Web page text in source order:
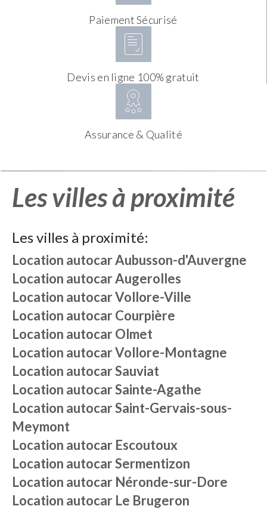
Paiement Sécurisé
Devis en ligne 100% gratuit
Assurance & Qualité
Les villes à proximité
Les villes à proximité:
Location autocarAubusson-d'Auvergne
Location autocarAugerolles
Location autocarVollore-Ville
Location autocarCourpière
Location autocarOlmet
Location autocarVollore-Montagne
Location autocarSauviat
Location autocarSainte-Agathe
Location autocarSaint-Gervais-sous-
Meymont
Location autocar Escoutoux
Location autocarSermentizon
Location autocar Néronde-sur-Dore
Location autocar Le Brugeron